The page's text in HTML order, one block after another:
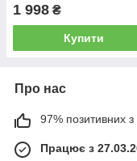
1 998 ₴
Купити
Про нас
97% позитивних з
Працює з